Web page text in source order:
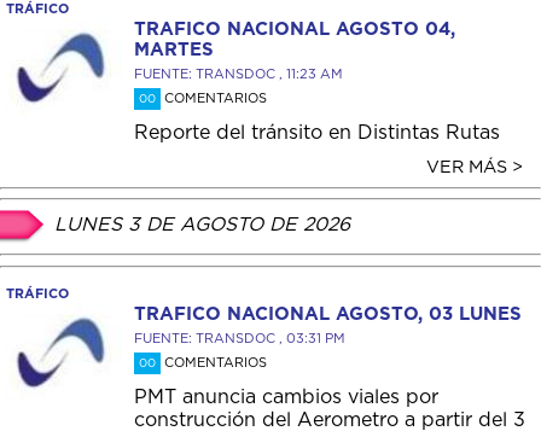
TRÁFICO
TRAFICO NACIONAL AGOSTO 04,
MARTES
FUENTE: TRANSDOC , 11:23 AM
00 COMENTARIOS
Reporte del tránsito en Distintas Rutas
VER MÁS >
LUNES 3 DE AGOSTO DE 2026
TRÁFICO
TRAFICO NACIONAL AGOSTO, 03 LUNES
FUENTE: TRANSDOC , 03:31 PM
00 COMENTARIOS
PMT anuncia cambios viales por
construcción del Aerometro a partir del 3